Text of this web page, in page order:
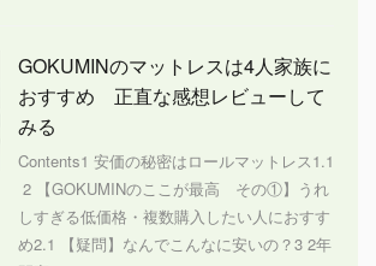
GOKUMINのマットレスは4人家族に
おすすめ 正直な感想レビューして
みる
Contents1 安価の秘密はロールマットレス1.1
2 【GOKUMINのここが最高 その①】うれ
しすぎる低価格・複数購入したい人におすす
め2.1 【疑問】なんでこんなに安いの？3 2年